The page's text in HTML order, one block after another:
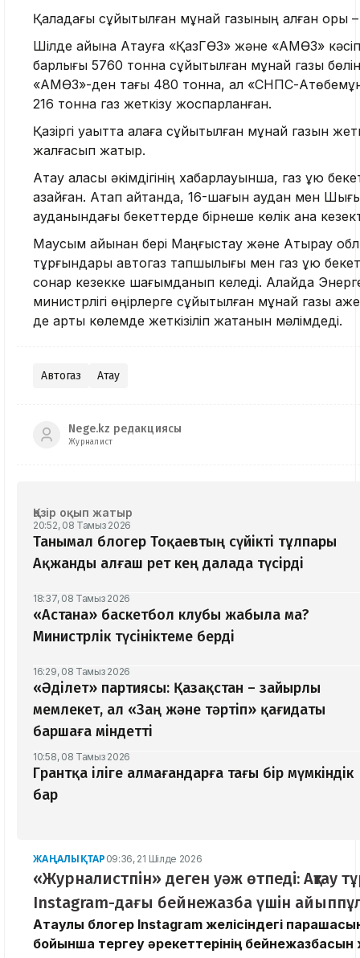
Қаладағы сұйытылған мұнай газының қалған қоры
Шілде айына Ақтауға «ҚазГӨЗ» және «АМӨЗ»
барлығы 5760 тонна сұйытылған мұнай газы
«АМӨЗ»-ден тағы 480 тонна, ал «СНПС-
216 тонна газ жеткізу жоспарланған.
Қазіргі уақытта қалаға сұйытылған мұнай газын
жалғасып жатыр.
Ақтау қаласы әкімдігінің хабарлауынша, газ құю
азайған. Атап айтқанда, 16-шағын аудан мен
ауданындағы бекеттерде бірнеше көлік қана
Маусым айынан бері Маңғыстау және Атырау
тұрғындары автогаз тапшылығы мен газ құю
сонар кезекке шағымданып келеді. Алайда
министрлігі өңірлерге сұйытылған мұнай газы
де артық көлемде жеткізіліп жатқанын мәлімдеді.
Автогаз Ақтау
Nege.kz редакциясы
Журналист
Қазір оқып жатыр
20:52, 08 Тамыз 2026
Танымал блогер Тоқаевтың сүйікті тұлпары
Ақжанды алғаш рет кең далада түсірді
18:37, 08 Тамыз 2026
«Астана» баскетбол клубы жабыла ма?
Министрлік түсініктеме берді
16:29, 08 Тамыз 2026
«Әділет» партиясы: Қазақстан – зайырлы
мемлекет, ал «Заң және тәртіп» қағидаты
баршаға міндетті
10:58, 08 Тамыз 2026
Грантқа іліге алмағандарға тағы бір мүмкіндік
бар
ЖАҢАЛЫҚТАР 09:36, 21 Шілде 2026
«Журналистпін» деген уәж өтпеді: Ақтау
Instagram-дағы бейнежазба үшін
Ақтаулық блогер Instagram желісіндегі
бойынша тергеу әрекеттерінің